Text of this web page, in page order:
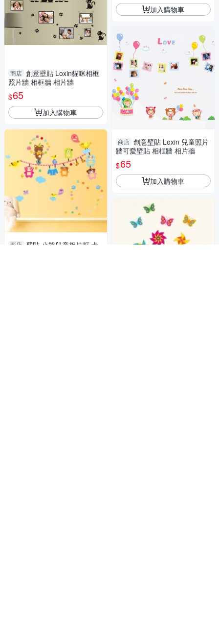
商店 創意壁貼 Loxin貓咪相框
照片牆 相框牆 相片牆
$65
加入購物車
商店 壁貼 小熊兒童相片框 卡
加入購物車
商店 創意壁貼 Loxin 兒童照片
牆可愛壁貼 相框牆 相片牆
$65
加入購物車